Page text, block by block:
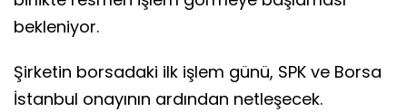
bekleniyor.
Şirketin borsadaki ilk işlem günü, SPK ve Borsa
İstanbul onayının ardından netleşecek.